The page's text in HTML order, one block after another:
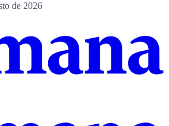
de 2026